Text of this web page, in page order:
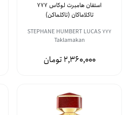
استفان هامبرت لوکاس 777
تاکلاماکان (تاکلماکن)
STEPHANE HUMBERT LUCAS 777
Taklamakan
2,360,000